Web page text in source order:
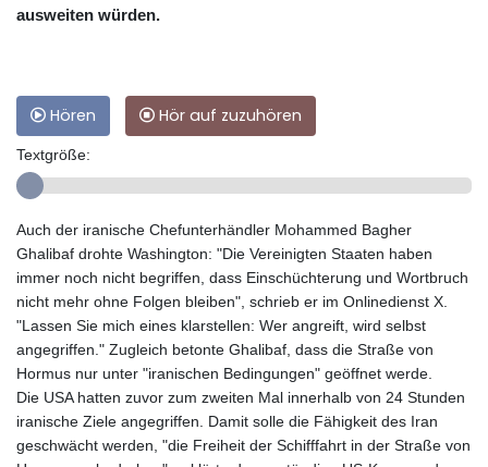
ausweiten würden.
Hören Hör auf zuzuhören
Textgröße:
Auch der iranische Chefunterhändler Mohammed Bagher
Ghalibaf drohte Washington: "Die Vereinigten Staaten haben
immer noch nicht begriffen, dass Einschüchterung und Wortbruch
nicht mehr ohne Folgen bleiben", schrieb er im Onlinedienst X.
"Lassen Sie mich eines klarstellen: Wer angreift, wird selbst
angegriffen." Zugleich betonte Ghalibaf, dass die Straße von
Hormus nur unter "iranischen Bedingungen" geöffnet werde.
Die USA hatten zuvor zum zweiten Mal innerhalb von 24 Stunden
iranische Ziele angegriffen. Damit solle die Fähigkeit des Iran
geschwächt werden, "die Freiheit der Schifffahrt in der Straße von